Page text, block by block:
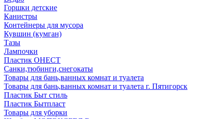
Горшки детские
Канистры
Контейнеры для мусора
Кувшин (кумган)
Тазы
Лампочки
Пластик ОНЕСТ
Санки,тюбинги,снегокаты
Товары для бань,ванных комнат и туалета
Товары для бань,ванных комнат и туалета г. Пятигорск
Пластик Быт стиль
Пластик Бытпласт
Товары для уборки